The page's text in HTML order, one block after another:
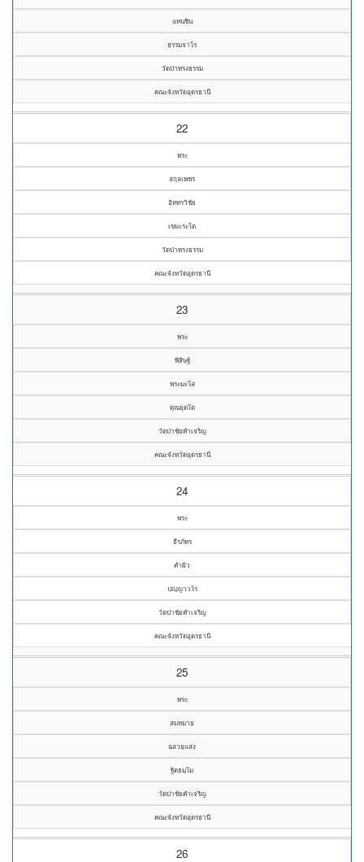
แทนชิน
ธรรมจาโร
วัดป่าทรงธรรม
คณะจังหวัดอุดรธานี
22
พระ
สกุลเพชร
อิททรวิชัย
เขมะระโต
วัดป่าทรงธรรม
คณะจังหวัดอุดรธานี
23
พระ
พิสิษฐ์
พระมะโส
ดุณยุตโต
วัดป่าชัยคำเจริญ
คณะจังหวัดอุดรธานี
24
พระ
ธีรภัทร
คำผิว
ปญฺญาวโร
วัดป่าชัยคำเจริญ
คณะจังหวัดอุดรธานี
25
พระ
สมหมาย
ฉลวยแสง
ฐิตธมฺโม
วัดป่าชัยคำเจริญ
คณะจังหวัดอุดรธานี
26